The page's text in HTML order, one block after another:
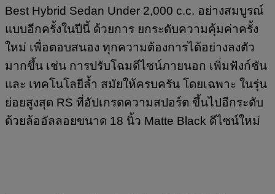
Best Hybrid Sedan Under 2,000 c.c. อย่างสมบูรณ์
แบบอีกครั้งในปีนี้ ด้วยการ ยกระดับความคุ้มค่าครั้ง
ใหม่ เพื่อตอบสนอง ทุกความต้องการได้อย่างลงตัว
มากขึ้น เช่น การปรับโฉมดีไซน์ภายนอก เพิ่มฟังก์ชัน
และ เทคโนโลยีล้ำ สมัยให้ครบครัน โดยเฉพาะ ในรุ่น
ย่อยสูงสุด RS ที่อัปเกรดความสปอร์ต ขึ้นไปอีกระดับ
ด้วยล้ออัลลอยขนาด 18 นิ้ว Matte Black ดีไซน์ใหม่